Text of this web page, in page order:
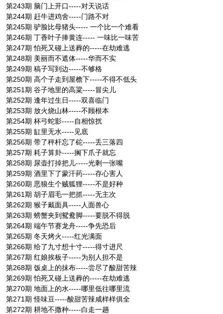
第243期 脑门上开口-----对天说话
第244期 赶牛进鸡舍-----门路不对
第245期 驴脸比母猪头----- 一个比一个难看
第246期 丁香叶子捧黄连----- 一味比一味苦
第247期 怕死又碰上送葬的-----在劫难逃
第248期 美丽而不遮体-----华而不实
第249期 稿子写到边-----不够格
第250期 高个子走到屋檐下-----不得不低头
第251期 谷子地里的高粱-----冒尖儿
第252期 逢年过生日-----双喜临门
第253期 放火烧山林-----不顾根本
第254期 杯弓蛇影-----自相惊扰
第255期 缸里无水-----见底
第256期 带了秤杆忘了砣-----丢三落四
第257期 耗子算卦-----搁下爪子就忘
第258期 尿壶打掉把儿-----光剩一张嘴
第259期 酒里下了蒙汗药-----存心害人
第260期 恶狼生个贼狐狸-----不是好种
第261期 胡子眉毛一把抓-----无主次
第262期 猴子戴面具-----人面兽心
第263期 螃蟹夹到鸳鸯脚-----要脱不得脱
第264期 端午节赛龙舟-----争先恐后
第265期 冬天烤火-----红光满面
第266期 给了九寸想十寸-----得寸进尺
第267期 红娘挨板子-----为别人担不是
第268期 饭桌上的抹布-----尝尽了酸甜苦辣
第269期 怕死又碰上送葬的-----在劫难逃
第270期 地面上的水-----哪里低往哪里流
第271期 怪味豆-----酸甜苦辣咸样样俱全
第272期 耕地不撒种-----白走一趟